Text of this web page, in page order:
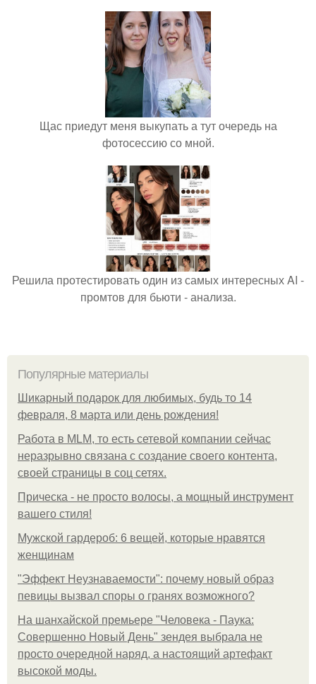
Щас приедут меня выкупать а тут очередь на
фотосессию со мной.
Решила протестировать один из самых интересных AI -
промтов для бьюти - анализа.
Популярные материалы
Шикарный подарок для любимых, будь то 14
февраля, 8 марта или день рождения!
Работа в MLM, то есть сетевой компании сейчас
неразрывно связана с создание своего контента,
своей страницы в соц сетях.
Прическа - не просто волосы, а мощный инструмент
вашего стиля!
Мужской гардероб: 6 вещей, которые нравятся
женщинам
"Эффект Неузнаваемости": почему новый образ
певицы вызвал споры о гранях возможного?
На шанхайской премьере "Человека - Паука:
Совершенно Новый День" зендея выбрала не
просто очередной наряд, а настоящий артефакт
высокой моды.